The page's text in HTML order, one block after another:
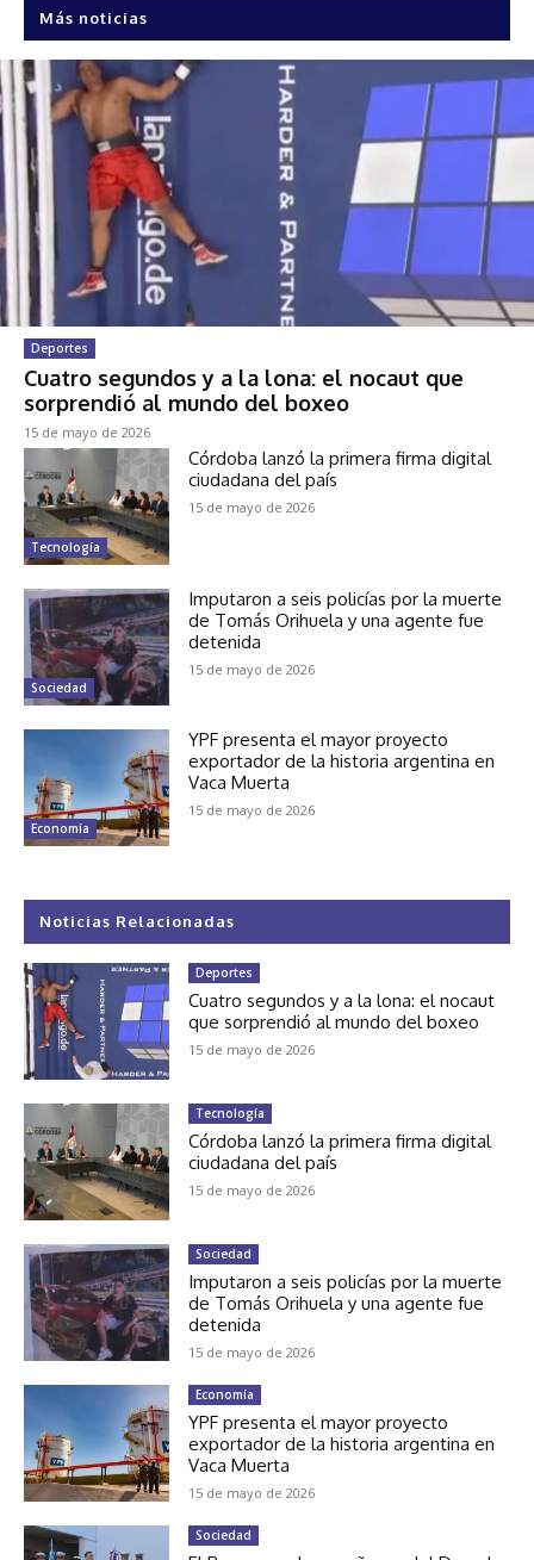
Más noticias
Deportes
Cuatro segundos y a la lona: el nocaut que
sorprendió al mundo del boxeo
15 de mayo de 2026
Tecnología
Córdoba lanzó la primera firma digital
ciudadana del país
15 de mayo de 2026
Sociedad
Imputaron a seis policías por la muerte
de Tomás Orihuela y una agente fue
detenida
15 de mayo de 2026
Economía
YPF presenta el mayor proyecto
exportador de la historia argentina en
Vaca Muerta
15 de mayo de 2026
Noticias Relacionadas
Deportes
Cuatro segundos y a la lona: el nocaut
que sorprendió al mundo del boxeo
15 de mayo de 2026
Tecnología
Córdoba lanzó la primera firma digital
ciudadana del país
15 de mayo de 2026
Sociedad
Imputaron a seis policías por la muerte
de Tomás Orihuela y una agente fue
detenida
15 de mayo de 2026
Economía
YPF presenta el mayor proyecto
exportador de la historia argentina en
Vaca Muerta
15 de mayo de 2026
Sociedad